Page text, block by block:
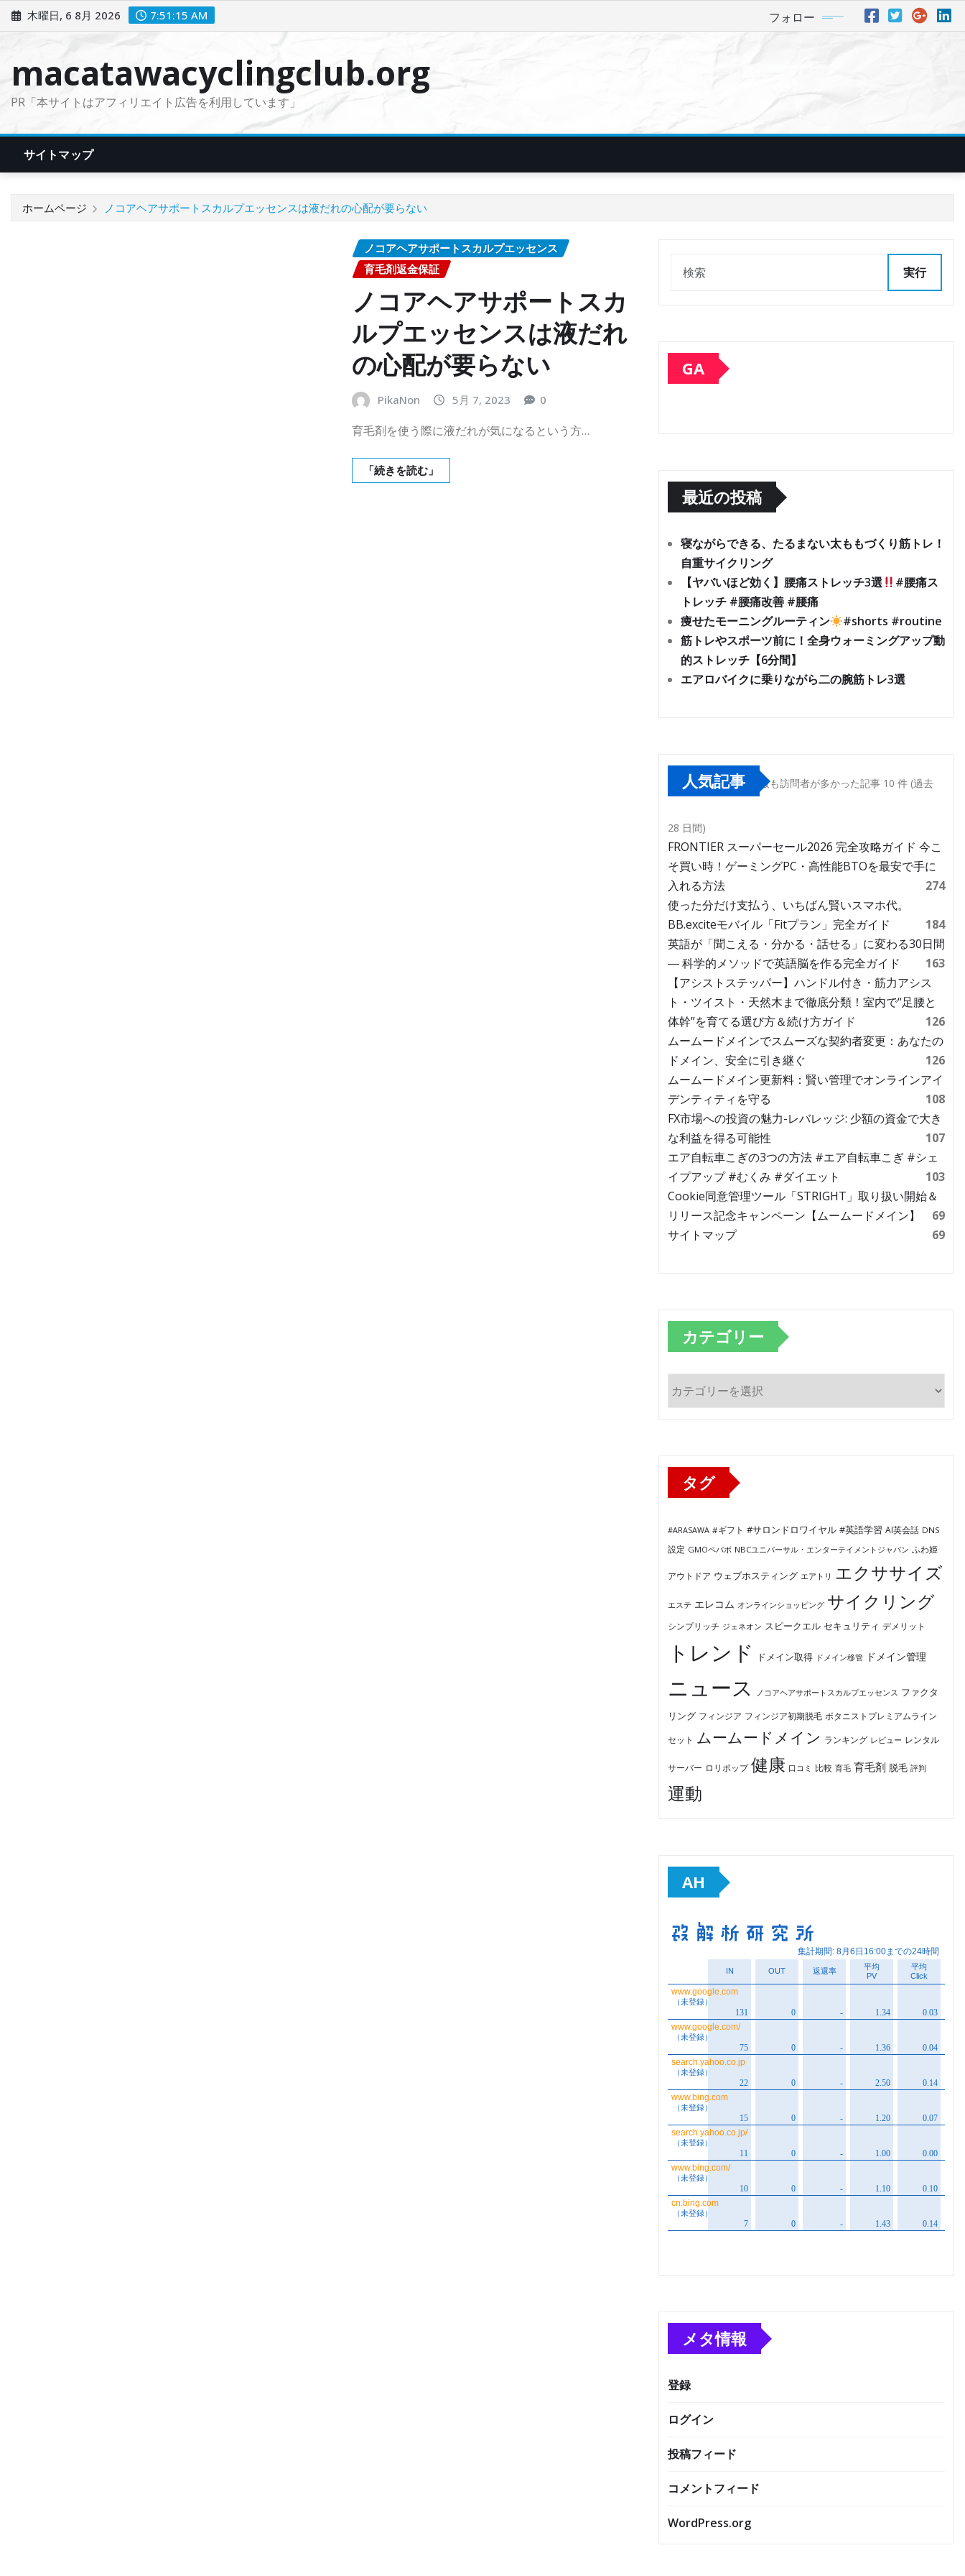
ン
木曜日, 6 8月 2026 7:51:16 AM フォロー
macatawacyclingclub.org
PR「本サイトはアフィリエイト広告を利用しています」
サイトマップ
ホームページ ノコアヘアサポートスカルプエッセンスは液だれの心配が要らない
ノコアヘアサポートスカルプエッセンス
育毛剤返金保証
ノコアヘアサポートスカ
ルプエッセンスは液だれ
の心配が要らない
PikaNon 5月 7, 2023 0
育毛剤を使う際に液だれが気になるという方…
「続きを読む」
実行
GA
最近の投稿
寝ながらできる、たるまない太ももづくり筋トレ！
自重サイクリング
【ヤバいほど効く】腰痛ストレッチ3選
#腰痛ス
トレッチ #腰痛改善 #腰痛
痩せたモーニングルーティン
#shorts #routine
筋トレやスポーツ前に！全身ウォーミングアップ動
的ストレッチ【6分間】
エアロバイクに乗りながら二の腕筋トレ3選
人気記事 最も訪問者が多かった記事 10 件 (過去
28 日間)
FRONTIER スーパーセール2026 完全攻略ガイド 今こ
そ買い時！ゲーミングPC・高性能BTOを最安で手に
入れる方法
274
使った分だけ支払う、いちばん賢いスマホ代。
BB.exciteモバイル「Fitプラン」完全ガイド
184
英語が「聞こえる・分かる・話せる」に変わる30日間
― 科学的メソッドで英語脳を作る完全ガイド
163
【アシストステッパー】ハンドル付き・筋力アシス
ト・ツイスト・天然木まで徹底分類！室内で“足腰と
体幹”を育てる選び方＆続け方ガイド
126
ムームードメインでスムーズな契約者変更：あなたの
ドメイン、安全に引き継ぐ
126
ムームードメイン更新料：賢い管理でオンラインアイ
デンティティを守る
108
FX市場への投資の魅力-レバレッジ: 少額の資金で大き
な利益を得る可能性
107
エア自転車こぎの3つの方法 #エア自転車こぎ #シェ
イプアップ #むくみ #ダイエット
103
Cookie同意管理ツール「STRIGHT」取り扱い開始＆
リリース記念キャンペーン【ムームードメイン】
69
サイトマップ
69
カテゴリー
テ
タグ
#ARASAWA #ギフト #サロンドロワイヤル #英語学習 AI英会話 DNS
設定 GMOペパボ NBCユニバーサル・エンターテイメントジャパン ふわ姫
アウトドア ウェブホスティング エアトリ エクササイズ
エステ エレコム オンラインショッピング サイクリング
シンプリッチ ジェネオン スピークエル セキュリティ デメリット
トレンド ドメイン取得 ドメイン移管 ドメイン管理
ニュース ノコアヘアサポートスカルプエッセンス ファクタ
リング フィンジア フィンジア初期脱毛 ボタニストプレミアムライン
セット ムームードメイン ランキング レビュー レンタル
サーバー ロリポップ 健康 口コミ 比較 育毛 育毛剤 脱毛 評判
運動
AH
メタ情報
登録
ログイン
投稿フィード
コメントフィード
WordPress.org